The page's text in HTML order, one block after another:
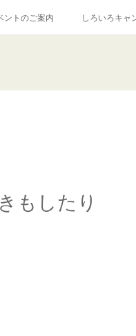
ントのご案内 しろいろキャ
もしたり